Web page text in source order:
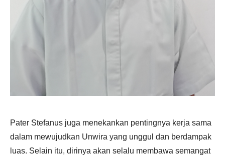
Pater Stefanus juga menekankan pentingnya kerja sama
dalam mewujudkan Unwira yang unggul dan berdampak
luas. Selain itu, dirinya akan selalu membawa semangat